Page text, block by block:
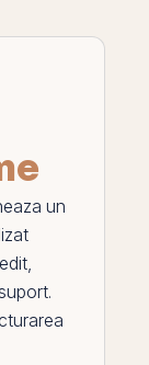
un
,